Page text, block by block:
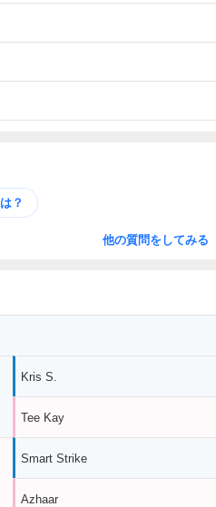
？
他の質問をしてみる
Kris S.
Tee Kay
Smart Strike
Azhaar